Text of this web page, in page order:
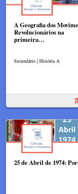
A Geografia dos
Revolucionários na
primeira…
Secundário | História A
25 de Abril de 1974: